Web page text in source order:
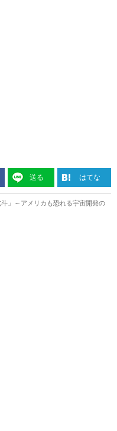
送る はてな
」～アメリカも恐れる宇宙開発の